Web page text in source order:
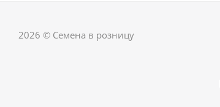
2026 © Семена в розницу